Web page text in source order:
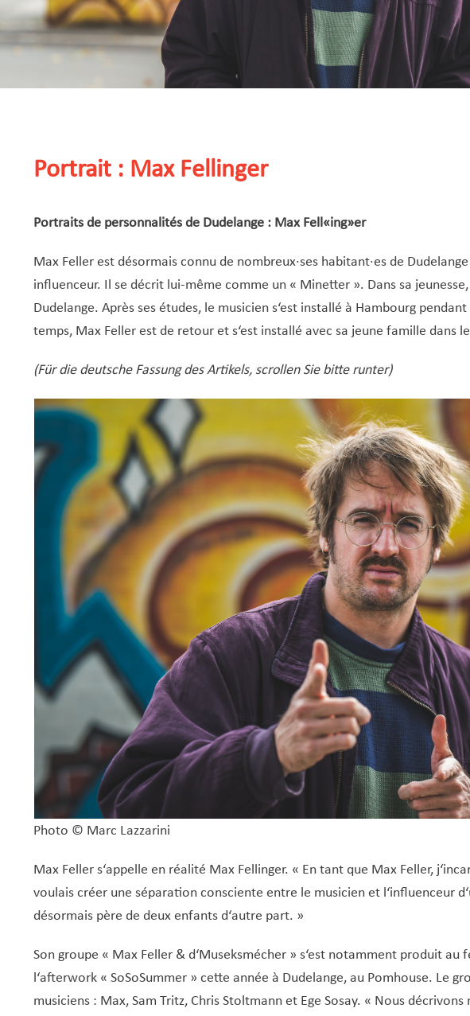
Portrait : Max Fellinger
Portraits de personnalités de Dudelange : Max Fell«ing»er
Max Feller est désormais connu de nombreux·ses habitant·es de
influenceur. Il se décrit lui-même comme un « Minetter ». Dans sa
Dudelange. Après ses études, le musicien s‘est installé à Hambourg
temps, Max Feller est de retour et s‘est installé avec sa jeune famille dans
(Für die deutsche Fassung des Artikels, scrollen Sie bitte runter)
Photo © Marc Lazzarini
Max Feller s‘appelle en réalité Max Fellinger. « En tant que Max Feller,
voulais créer une séparation consciente entre le musicien et l‘influenceur
désormais père de deux enfants d‘autre part. »
Son groupe « Max Feller & d‘Museksmécher » s‘est notamment produit au
l‘afterwork « SoSoSummer » cette année à Dudelange, au Pomhouse. Le
musiciens : Max, Sam Tritz, Chris Stoltmann et Ege Sosay. « Nous décrivons